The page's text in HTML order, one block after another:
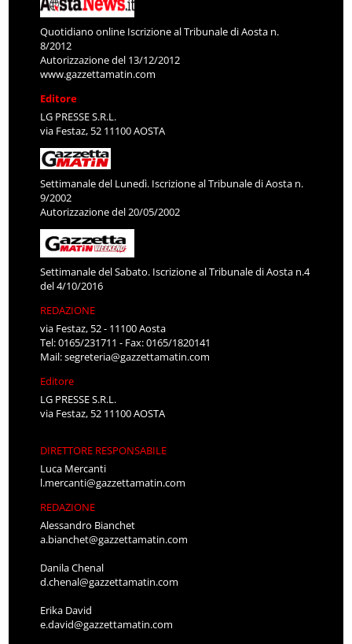
Quotidiano online Iscrizione al Tribunale di Aosta n.
8/2012
Autorizzazione del 13/12/2012
www.gazzettamatin.com
Editore
LG PRESSE S.R.L.
via Festaz, 52 11100 AOSTA
Settimanale del Lunedì. Iscrizione al Tribunale di Aosta n.
9/2002
Autorizzazione del 20/05/2002
Settimanale del Sabato. Iscrizione al Tribunale di Aosta n.4
del 4/10/2016
REDAZIONE
via Festaz, 52 - 11100 Aosta
Tel: 0165/231711 - Fax: 0165/1820141
Mail:segreteria@gazzettamatin.com
Editore
LG PRESSE S.R.L.
via Festaz, 52 11100 AOSTA
DIRETTORE RESPONSABILE
Luca Mercanti
l.mercanti@gazzettamatin.com
REDAZIONE
Alessandro Bianchet
a.bianchet@gazzettamatin.com
Danila Chenal
d.chenal@gazzettamatin.com
Erika David
e.david@gazzettamatin.com